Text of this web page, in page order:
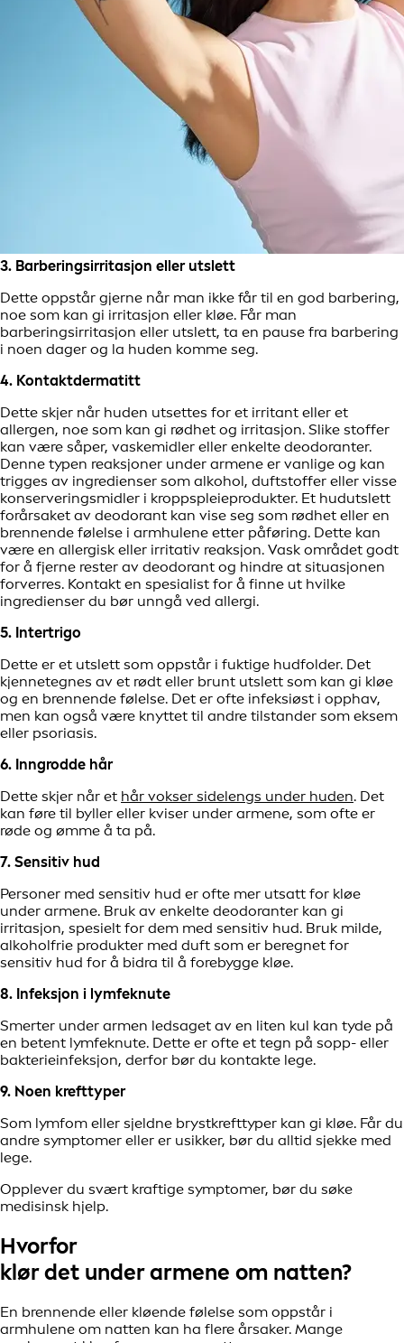
3. Barberingsirritasjon eller utslett
Dette oppstår gjerne når man ikke får til en god barbering,
noe som kan gi irritasjon eller kløe. Får man
barberingsirritasjon eller utslett, ta en pause fra barbering
i noen dager og la huden komme seg.
4. Kontaktdermatitt
Dette skjer når huden utsettes for et irritant eller et
allergen, noe som kan gi rødhet og irritasjon. Slike stoffer
kan være såper, vaskemidler eller enkelte deodoranter.
Denne typen reaksjoner under armene er vanlige og kan
trigges av ingredienser som alkohol, duftstoffer eller visse
konserveringsmidler i kroppspleieprodukter. Et hudutslett
forårsaket av deodorant kan vise seg som rødhet eller en
brennende følelse i armhulene etter påføring. Dette kan
være en allergisk eller irritativ reaksjon. Vask området godt
for å fjerne rester av deodorant og hindre at situasjonen
forverres. Kontakt en spesialist for å finne ut hvilke
ingredienser du bør unngå ved allergi.
5. Intertrigo
Dette er et utslett som oppstår i fuktige hudfolder. Det
kjennetegnes av et rødt eller brunt utslett som kan gi kløe
og en brennende følelse. Det er ofte infeksiøst i opphav,
men kan også være knyttet til andre tilstander som eksem
eller psoriasis.
6. Inngrodde hår
Dette skjer når et hår vokser sidelengs under huden. Det
kan føre til byller eller kviser under armene, som ofte er
røde og ømme å ta på.
7. Sensitiv hud
Personer med sensitiv hud er ofte mer utsatt for kløe
under armene. Bruk av enkelte deodoranter kan gi
irritasjon, spesielt for dem med sensitiv hud. Bruk milde,
alkoholfrie produkter med duft som er beregnet for
sensitiv hud for å bidra til å forebygge kløe.
8. Infeksjon i lymfeknute
Smerter under armen ledsaget av en liten kul kan tyde på
en betent lymfeknute. Dette er ofte et tegn på sopp- eller
bakterieinfeksjon, derfor bør du kontakte lege.
9. Noen krefttyper
Som lymfom eller sjeldne brystkrefttyper kan gi kløe. Får du
andre symptomer eller er usikker, bør du alltid sjekke med
lege.
Opplever du svært kraftige symptomer, bør du søke
medisinsk hjelp.
Hvorfor
klør det under armene om natten?
En brennende eller kløende følelse som oppstår i
armhulene om natten kan ha flere årsaker. Mange